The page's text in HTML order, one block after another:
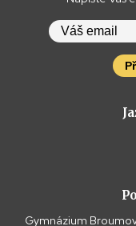
Gymnázium